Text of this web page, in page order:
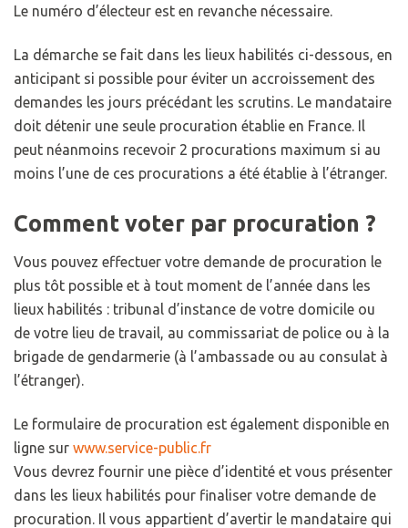
Le numéro d’électeur est en revanche nécessaire.
La démarche se fait dans les lieux habilités ci-dessous, en
anticipant si possible pour éviter un accroissement des
demandes les jours précédant les scrutins. Le mandataire
doit détenir une seule procuration établie en France. Il
peut néanmoins recevoir 2 procurations maximum si au
moins l’une de ces procurations a été établie à l’étranger.
Comment voter par procuration ?
Vous pouvez effectuer votre demande de procuration le
plus tôt possible et à tout moment de l’année dans les
lieux habilités : tribunal d’instance de votre domicile ou
de votre lieu de travail, au commissariat de police ou à la
brigade de gendarmerie (à l’ambassade ou au consulat à
l’étranger).
Le formulaire de procuration est également disponible en
ligne sur www.service-public.fr
Vous devrez fournir une pièce d’identité et vous présenter
dans les lieux habilités pour finaliser votre demande de
procuration. Il vous appartient d’avertir le mandataire qui